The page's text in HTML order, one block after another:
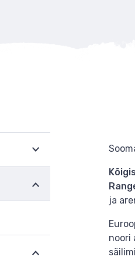
ja
noori